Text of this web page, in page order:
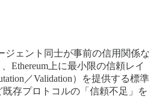
ジェント同士が事前の信用関係な
Ethereum上に最小限の信頼レイ
／Validation）を提供する標準
存プロトコルの「信頼不足」を